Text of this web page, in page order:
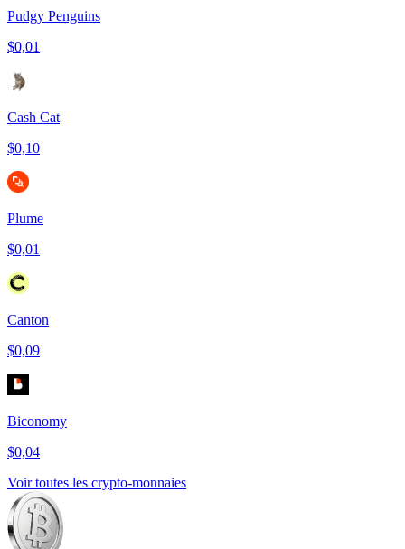
Pudgy Penguins
$0,01
Cash Cat
$0,10
Plume
$0,01
Canton
$0,09
Biconomy
$0,04
Voir toutes les crypto-monnaies